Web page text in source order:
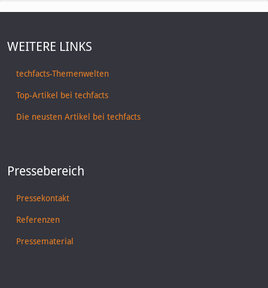
WEITERE LINKS
techfacts-Themenwelten
Top-Artikel bei techfacts
Die neusten Artikel bei techfacts
Pressebereich
Pressekontakt
Referenzen
Pressematerial